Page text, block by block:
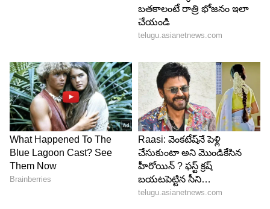
Image Credit :Google Playstore
డేటా సెక్యూరిటీ
యాప్ డెవలపర్ ఇచ్చిన సమాచారం ప్రకారం,
వినియోగదారుల సమాచారాన్ని ఇతర సంస్థలు లేదా మూడో
వ్యక్తులతో పంచుకోరు. అయితే యాప్ కొన్ని వివరాలను
సేకరించే అవకాశం ఉంది. వాటిలో ఫోన్ నంబర్, లొకేష‌న్
సమాచారం.